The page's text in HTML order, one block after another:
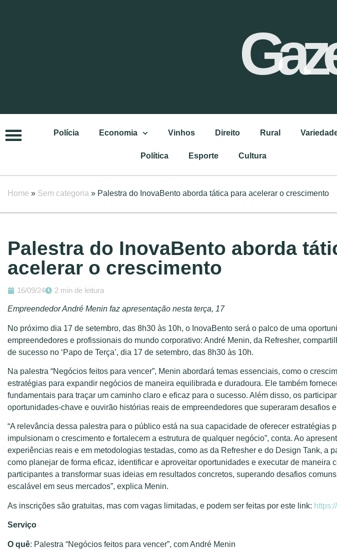
Polícia Economia Vinhos Direito Rural
Política Esporte Cultura
Home » Sem categoria » Palestra do InovaBento aborda tática para acelerar o crescimento
Palestra do InovaBento aborda
acelerar o crescimento
16/09/24 2 min de leitura
Empreendedor André Menin faz apresentação nesta terça, 17
No próximo dia 17 de setembro, das 8h30 às 10h, o InovaBento será o palco de uma
empreendedores e profissionais do mundo corporativo: André Menin, da Refresher,
de sucesso no ‘Papo de Terça’, dia 17 de setembro, das 8h30 às 10h.
Na palestra “Negócios feitos para vencer”, Menin abordará temas essenciais, como o
estratégias para expandir negócios de maneira equilibrada e duradoura. Ele também
fundamentais para traçar um caminho claro e eficaz para o sucesso. Além disso, os
oportunidades-chave e ouvirão histórias reais de empreendedores que superaram desafios
“A relevância dessa palestra para o público está na sua capacidade de oferecer estratégias
impulsionam o crescimento e fortalecem a estrutura de qualquer negócio”, conta. Ao
experiências reais e em metodologias testadas, como as da Refresher e do Design Tank, a
como planejar de forma eficaz, identificar e aproveitar oportunidades e executar de maneira
participantes a transformar suas ideias em resultados concretos, superando desafios
escalável em seus mercados”, explica Menin.
As inscrições são gratuitas, mas com vagas limitadas, e podem ser feitas por este link:
Serviço
O quê: Palestra “Negócios feitos para vencer”, com André Menin